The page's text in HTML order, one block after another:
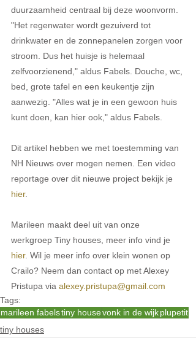
duurzaamheid centraal bij deze woonvorm.
"Het regenwater wordt gezuiverd tot
drinkwater en de zonnepanelen zorgen voor
stroom. Dus het huisje is helemaal
zelfvoorzienend," aldus Fabels. Douche, wc,
bed, grote tafel en een keukentje zijn
aanwezig. "Alles wat je in een gewoon huis
kunt doen, kan hier ook," aldus Fabels.
Dit artikel hebben we met toestemming van
NH Nieuws over mogen nemen. Een video
reportage over dit nieuwe project bekijk je
hier.
Marileen maakt deel uit van onze
werkgroep Tiny houses, meer info vind je
hier. Wil je meer info over klein wonen op
Crailo? Neem dan contact op met Alexey
Pristupa via alexey.pristupa@gmail.com
Tags:
marileen fabelstiny housevonk in de wijkplupetit
tiny houses